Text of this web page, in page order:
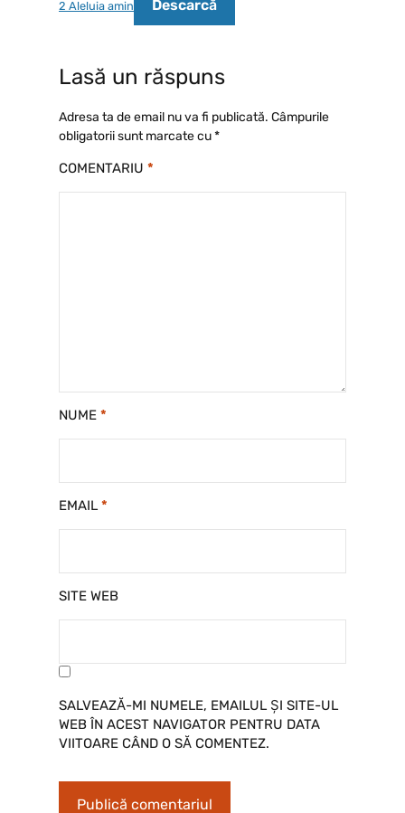
2 Aleluia amin Descarcă
Lasă un răspuns
Adresa ta de email nu va fi publicată. Câmpurile
obligatorii sunt marcate cu*
COMENTARIU *
NUME *
EMAIL *
SITE WEB
SALVEAZĂ-MI NUMELE, EMAILUL ȘI SITE-UL
WEB ÎN ACEST NAVIGATOR PENTRU DATA
VIITOARE CÂND O SĂ COMENTEZ.